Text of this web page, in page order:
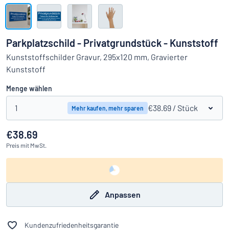
Das Gesuchte nicht gefunden? Schild hier entwerfen
Alle Kategorien anzeigen
Einloggen
Parkplatzschild - Privatgrundstück - Kunststoff
Kunststoffschilder Gravur, 295x120 mm, Gravierter
Kunststoff
Menge wählen
1 Mehr kaufen, mehr sparen €38.69 / Stück
€38.69
Preis mit MwSt.
Anpassen
Kundenzufriedenheitsgarantie